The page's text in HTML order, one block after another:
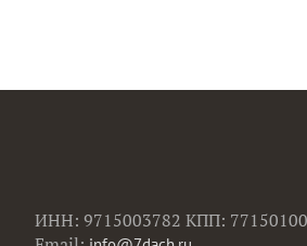
ИНН: 9715003782 КПП: